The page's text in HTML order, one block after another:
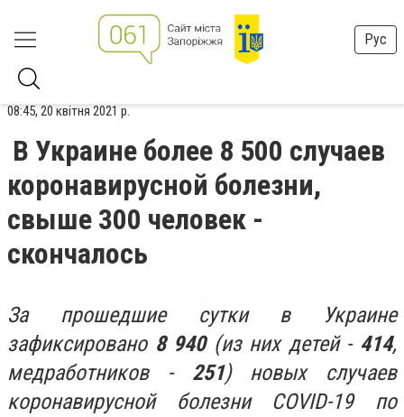
Рус
08:45, 20 квітня 2021 р.
В Украине более 8 500 случаев
коронавирусной болезни,
свыше 300 человек -
скончалось
За прошедшие сутки в Украине
зафиксировано 8 940 (из них детей - 414,
медработников - 251) новых случаев
коронавирусной болезни COVID-19 по